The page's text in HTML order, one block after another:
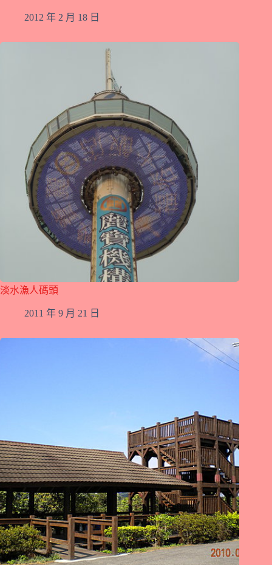
2012 年 2 月 18 日
淡水漁人碼頭
2011 年 9 月 21 日